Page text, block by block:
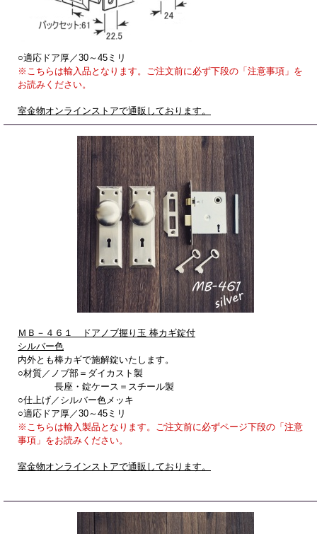
○適応ドア厚／30～45ミリ
※こちらは輸入品となります。ご注文前に必ず下段の「注意事項」を
お読みください。
室金物オンラインストアで通販しております。
ＭＢ－４６１ ドアノブ握り玉 棒カギ錠付
シルバー色
内外とも棒カギで施解錠いたします。
○材質／ノブ部＝ダイカスト製
長座・錠ケース＝スチール製
○仕上げ／シルバー色メッキ
○適応ドア厚／30～45ミリ
※こちらは輸入製品となります。ご注文前に必ずページ下段の「注意
事項」をお読みください。
室金物オンラインストアで通販しております。